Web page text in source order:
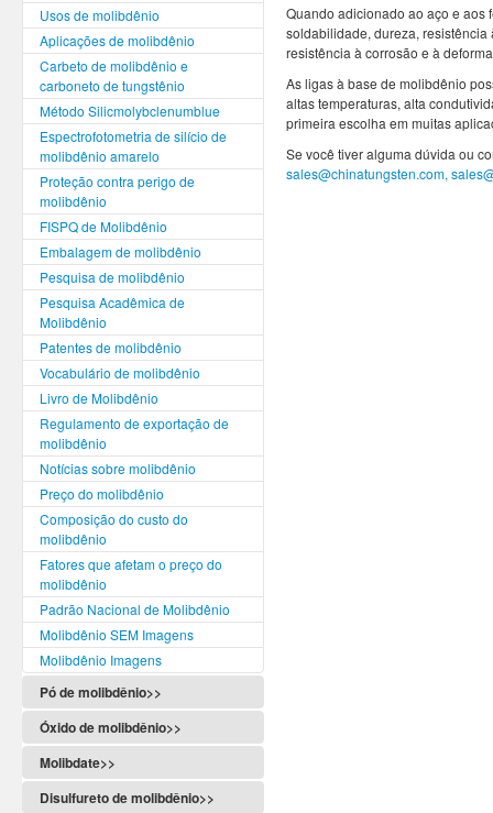
Usos de molibdênio
Aplicações de molibdênio
Carbeto de molibdênio e
carboneto de tungstênio
Método Silicmolybclenumblue
Espectrofotometria de silício de
molibdênio amarelo
Proteção contra perigo de
molibdênio
FISPQ de Molibdênio
Embalagem de molibdênio
Pesquisa de molibdênio
Pesquisa Acadêmica de
Molibdênio
Patentes de molibdênio
Vocabulário de molibdênio
Livro de Molibdênio
Regulamento de exportação de
molibdênio
Notícias sobre molibdênio
Preço do molibdênio
Composição do custo do
molibdênio
Fatores que afetam o preço do
molibdênio
Padrão Nacional de Molibdênio
Molibdênio SEM Imagens
Molibdênio Imagens
Pó de molibdênio>>
Óxido de molibdênio>>
Molibdate>>
Disulfureto de molibdênio>>
Quando adicionado ao aço e aos
soldabilidade, dureza,
resistência à corrosão e à
As ligas à base de molibdênio
altas temperaturas, alta
primeira escolha em muitas
Se você tiver alguma dúvida ou
sales@chinatungsten.com,